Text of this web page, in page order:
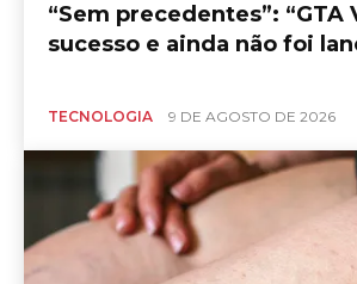
“Sem precedentes”: “GTA
sucesso e ainda não foi
TECNOLOGIA 9 DE AGOSTO DE 2026